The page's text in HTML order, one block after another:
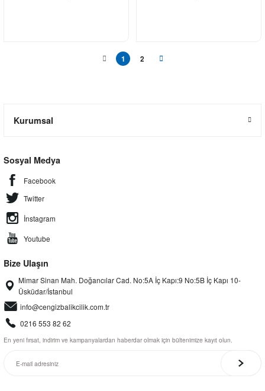
1 2
Kurumsal
Sosyal Medya
Facebook
Twitter
İnstagram
Youtube
Bize Ulaşın
Mimar Sinan Mah. Doğancılar Cad. No:5A İç Kapı:9 No:5B İç Kapı 10-
Üsküdar/İstanbul
info@cengizbalikcilik.com.tr
0216 553 82 62
En yeni fırsat, indirim ve kampanyalardan haberdar olmak için bültenimize kayıt olun.